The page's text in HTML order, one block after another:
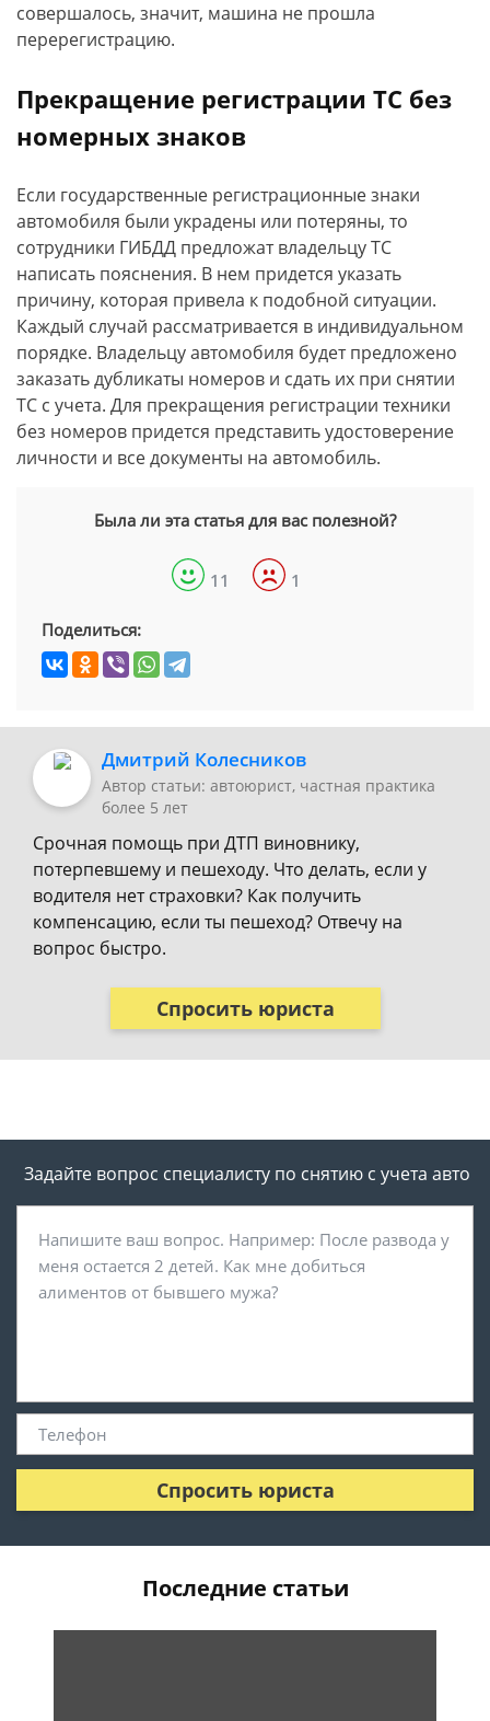
совершалось, значит, машина не прошла
перерегистрацию.
Прекращение регистрации ТС без
номерных знаков
Если государственные регистрационные знаки
автомобиля были украдены или потеряны, то
сотрудники ГИБДД предложат владельцу ТС
написать пояснения. В нем придется указать
причину, которая привела к подобной ситуации.
Каждый случай рассматривается в индивидуальном
порядке. Владельцу автомобиля будет предложено
заказать дубликаты номеров и сдать их при снятии
ТС с учета. Для прекращения регистрации техники
без номеров придется представить удостоверение
личности и все документы на автомобиль.
Была ли эта статья для вас полезной?
11 1
Поделиться:
Дмитрий Колесников
Автор статьи: автоюрист, частная практика
более 5 лет
Срочная помощь при ДТП виновнику,
потерпевшему и пешеходу. Что делать, если у
водителя нет страховки? Как получить
компенсацию, если ты пешеход? Отвечу на
вопрос быстро.
Спросить юриста
Задайте вопрос специалисту по снятию с учета авто
Спросить юриста
Последние статьи